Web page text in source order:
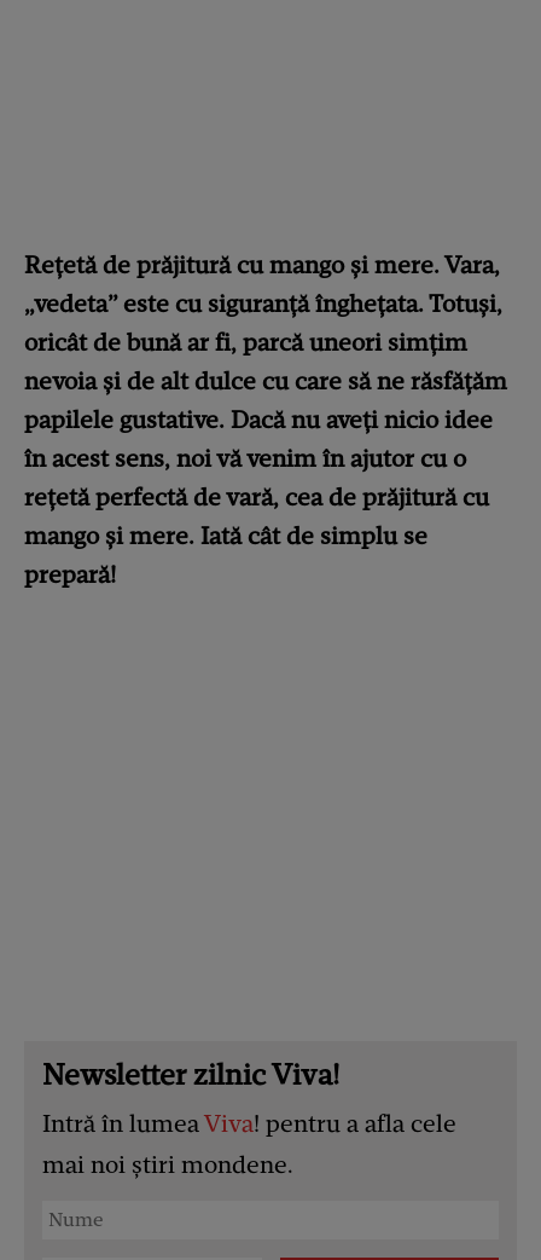
Rețetă de prăjitură cu mango și mere. Vara,
„vedeta” este cu siguranță înghețata. Totuși,
oricât de bună ar fi, parcă uneori simțim
nevoia și de alt dulce cu care să ne răsfățăm
papilele gustative. Dacă nu aveți nicio idee
în acest sens, noi vă venim în ajutor cu o
rețetă perfectă de vară, cea de prăjitură cu
mango și mere. Iată cât de simplu se
prepară!
Newsletter zilnic Viva!
Intră în lumeaViva! pentru a afla cele
mai noi știri mondene.